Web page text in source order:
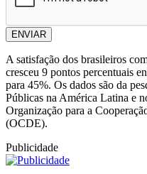
ENVIAR
A satisfação dos brasileiros
cresceu 9 pontos percentuais
para 45%. Os dados são da
Públicas na América Latina e
Organização para a
(OCDE).
Publicidade